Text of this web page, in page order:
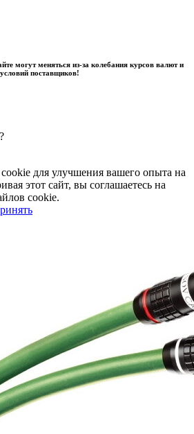
могут меняться из-за колебания курсов валют и
условий поставщиков!
для улучшения вашего опыта на
этот сайт, вы соглашаетесь на
cookie.